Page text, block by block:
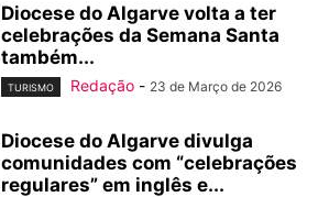
Diocese do Algarve volta a ter
celebrações da Semana Santa
também...
TURISMO Redação - 23 de Março de 2026
Diocese do Algarve divulga
comunidades com “celebrações
regulares” em inglês e...